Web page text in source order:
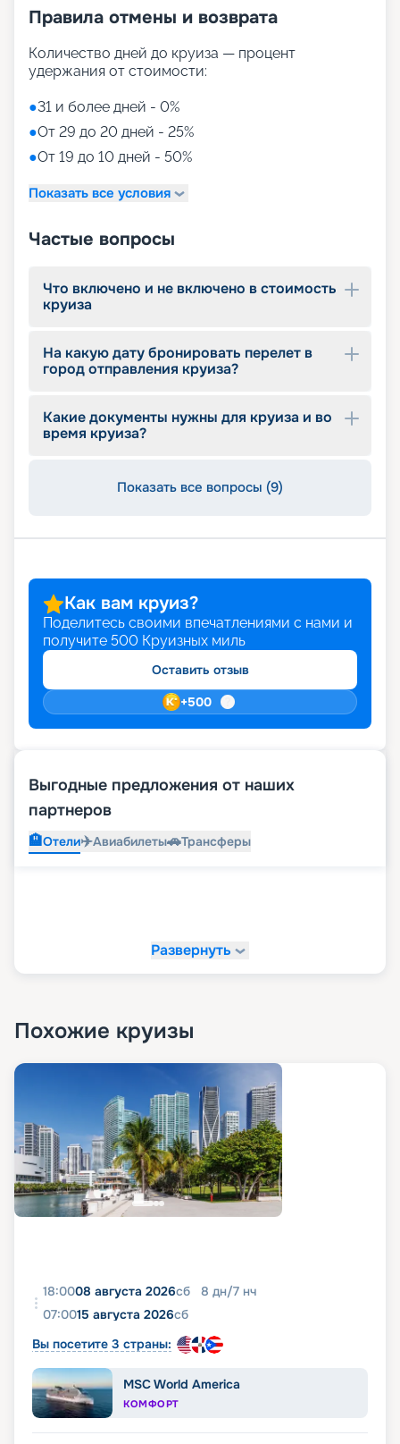
дружеских соревнованиях в зале Arena. И это
увлекательные игровые консоли в уютном зале
Hangout. А подростки могут насладиться
трансформацию, чтобы предложить новые
фильмы, захватывающие игры, модные треки и,
конечно же, новую частную открытую веранду
для незабываемых вечеров.
Путешествуйте с
«Круиз.онлайн»
компании «Круиз.онлайн» и купить
захватывающий круиз на роскошном лайнере в
внимание созданию простого и быстрого
сервиса, который позволит вам оформить бронь
Исследуйте детальные фото, схему и план палуб
лайнера, выбирайте из широкого ассортимента
кают различных классов и резервируйте их
отзывы, смотрите описание, расписание,
характеристики и маршруты. Не упустите
раннего бронирования. Ваш незабываемый
Правила отмены и возврата
Количество дней до круиза — процент
удержания от стоимости:
●31 и более дней - 0%
●От 29 до 20 дней - 25%
●От 19 до 10 дней - 50%
Показать все условия
Частые вопросы
Что включено и не включено в стоимость
круиза
На какую дату бронировать перелет в
город отправления круиза?
Какие документы нужны для круиза и во
время круиза?
Показать все вопросы (9)
Как вам круиз?
Поделитесь своими впечатлениями с нами и
получите 500 Круизных миль
Оставить отзыв
+500
Выгодные предложения от наших
партнеров
🏨Отели✈️Авиабилеты🚗Трансферы
Развернуть
Похожие круизы
18:0008 августа 2026сб 8 дн/7 нч
07:0015 августа 2026сб
Вы посетите 3 страны:
MSC World America
КОМФОРТ